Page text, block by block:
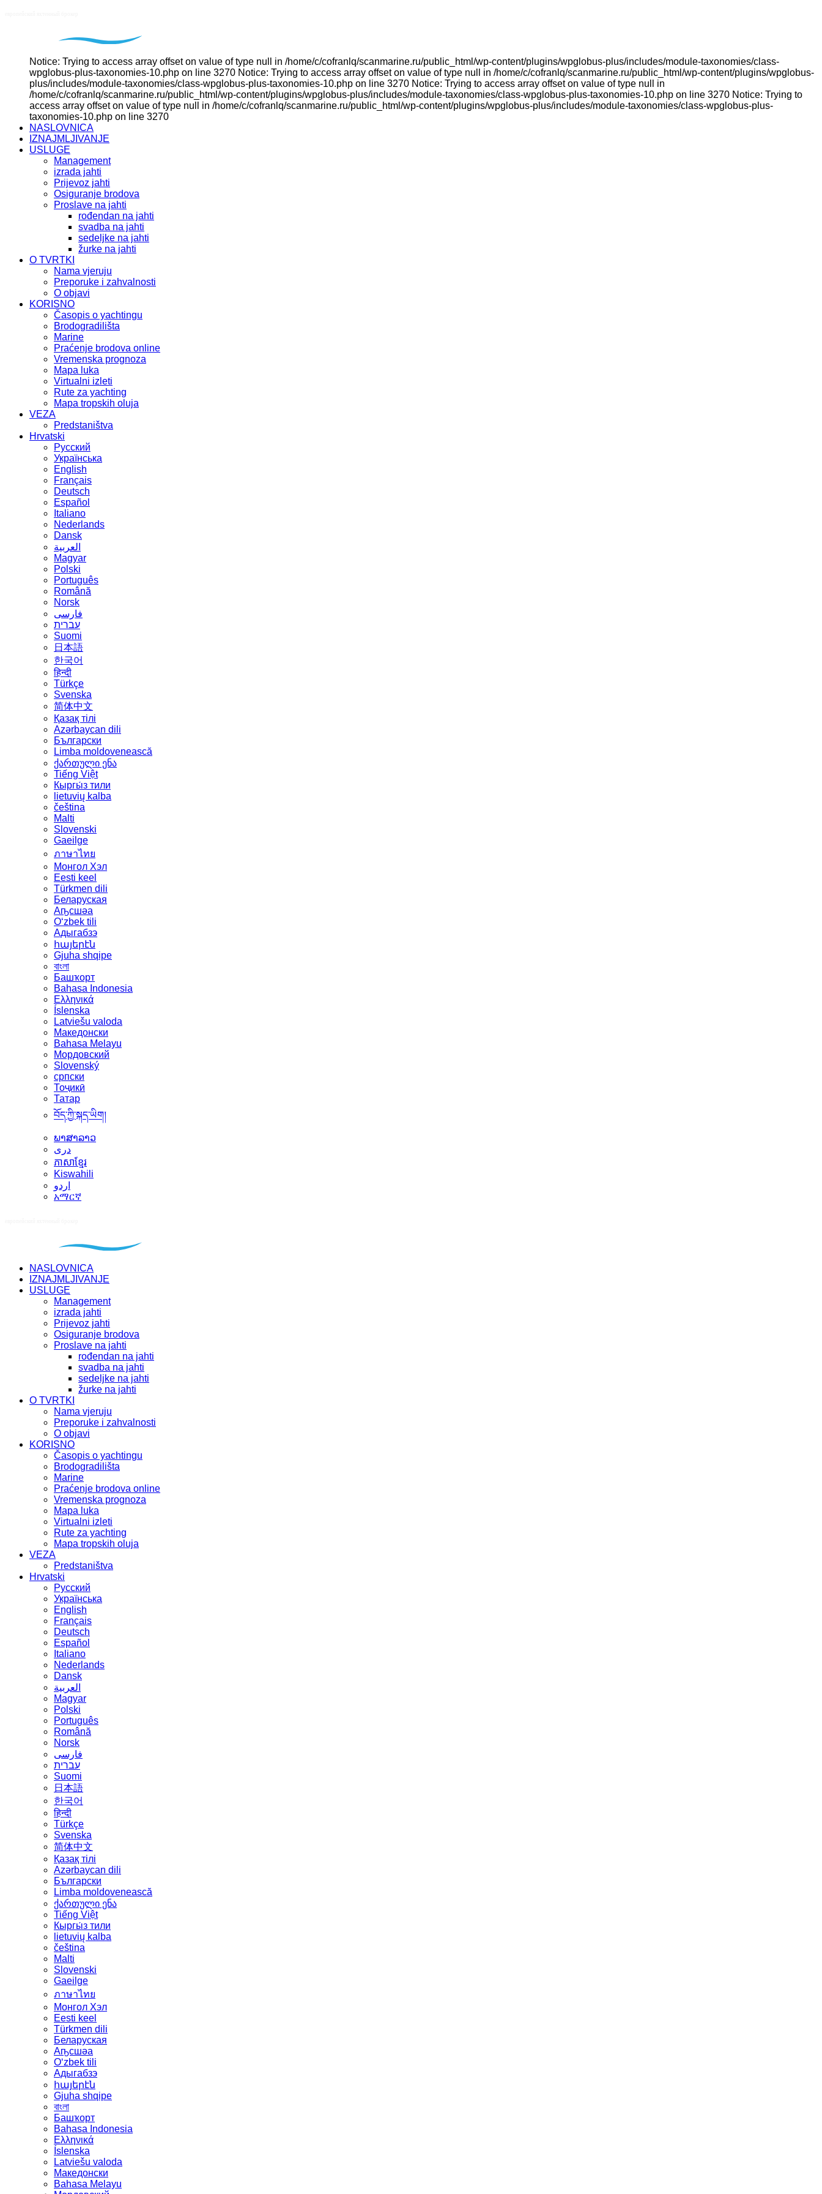
Notice: Trying to access array offset on value of type null in /home/c/cofranlq/scanmarine.ru/public_html/wp-content/plugins/wpglobus-plus/includes/module-taxonomies/class-
wpglobus-plus-taxonomies-10.php on line 3270 Notice: Trying to access array offset on value of type null in /home/c/cofranlq/scanmarine.ru/public_html/wp-content/plugins/wpglobus-
plus/includes/module-taxonomies/class-wpglobus-plus-taxonomies-10.php on line 3270 Notice: Trying to access array offset on value of type null in
/home/c/cofranlq/scanmarine.ru/public_html/wp-content/plugins/wpglobus-plus/includes/module-taxonomies/class-wpglobus-plus-taxonomies-10.php on line 3270 Notice: Trying to
access array offset on value of type null in /home/c/cofranlq/scanmarine.ru/public_html/wp-content/plugins/wpglobus-plus/includes/module-taxonomies/class-wpglobus-plus-
taxonomies-10.php on line 3270
NASLOVNICA
IZNAJMLJIVANJE
USLUGE
Management
izrada jahti
Prijevoz jahti
Osiguranje brodova
Proslave na jahti
rođendan na jahti
svadba na jahti
sedeljke na jahti
žurke na jahti
O TVRTKI
Nama vjeruju
Preporuke i zahvalnosti
O objavi
KORISNO
Časopis o yachtingu
Brodogradilišta
Marine
Praćenje brodova online
Vremenska prognoza
Mapa luka
Virtualni izleti
Rute za yachting
Mapa tropskih oluja
VEZA
Predstaništva
Hrvatski
Русский
Українська
English
Français
Deutsch
Español
Italiano
Nederlands
Dansk
العربية
Magyar
Polski
Português
Română
Norsk
فارسی
עברית
Suomi
日本語
한국어
हिन्दी
Türkçe
Svenska
简体中文
Қазақ тілі
Azərbaycan dili
Български
Limba moldovenească
ქართული ენა
Tiếng Việt
Кыргы́з тили
lietuvių kalba
čeština
Malti
Slovenski
Gaeilge
ภาษาไทย
Монгол Хэл
Eesti keel
Türkmen dili
Беларуская
Аҧсшәа
Oʻzbek tili
Адыгабзэ
հայերէն
Gjuha shqipe
বাংলা
Башҡорт
Bahasa Indonesia
Ελληνικά
Íslenska
Latviešu valoda
Македонски
Bahasa Melayu
Мордовский
Slovenský
српски
Тоҷикӣ
Татар
བོད་ཀྱི་སྐད་ཡིག།
ພາສາລາວ
دری
ភាសាខ្មែរ
Kiswahili
اردو
አማርኛ
NASLOVNICA
IZNAJMLJIVANJE
USLUGE
Management
izrada jahti
Prijevoz jahti
Osiguranje brodova
Proslave na jahti
rođendan na jahti
svadba na jahti
sedeljke na jahti
žurke na jahti
O TVRTKI
Nama vjeruju
Preporuke i zahvalnosti
O objavi
KORISNO
Časopis o yachtingu
Brodogradilišta
Marine
Praćenje brodova online
Vremenska prognoza
Mapa luka
Virtualni izleti
Rute za yachting
Mapa tropskih oluja
VEZA
Predstaništva
Hrvatski
Русский
Українська
English
Français
Deutsch
Español
Italiano
Nederlands
Dansk
العربية
Magyar
Polski
Português
Română
Norsk
فارسی
עברית
Suomi
日本語
한국어
हिन्दी
Türkçe
Svenska
简体中文
Қазақ тілі
Azərbaycan dili
Български
Limba moldovenească
ქართული ენა
Tiếng Việt
Кыргы́з тили
lietuvių kalba
čeština
Malti
Slovenski
Gaeilge
ภาษาไทย
Монгол Хэл
Eesti keel
Türkmen dili
Беларуская
Аҧсшәа
Oʻzbek tili
Адыгабзэ
հայերէն
Gjuha shqipe
বাংলা
Башҡорт
Bahasa Indonesia
Ελληνικά
Íslenska
Latviešu valoda
Македонски
Bahasa Melayu